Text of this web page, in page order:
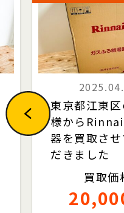
東京都江東
様から
器を買取さ
だきました
買取価